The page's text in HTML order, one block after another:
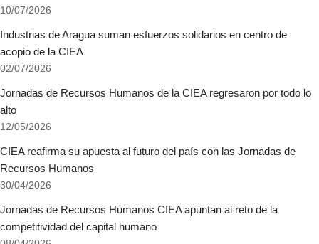
10/07/2026
Industrias de Aragua suman esfuerzos solidarios en centro de
acopio de la CIEA
02/07/2026
Jornadas de Recursos Humanos de la CIEA regresaron por todo lo
alto
12/05/2026
CIEA reafirma su apuesta al futuro del país con las Jornadas de
Recursos Humanos
30/04/2026
Jornadas de Recursos Humanos CIEA apuntan al reto de la
competitividad del capital humano